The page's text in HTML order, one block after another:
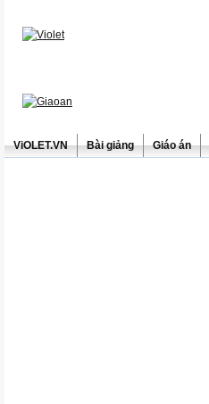
ViOLET.VN Bài giảng Giáo án